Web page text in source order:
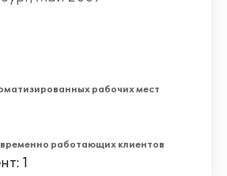
рабочих мест
работающих клиентов
1